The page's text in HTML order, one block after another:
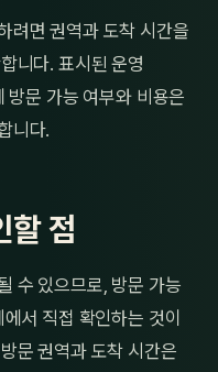
커플
려면 권역과 도착 시간을
니다. 표시된 운영
방문 가능 여부와 비용은
니다.
할 점
수 있으므로, 방문 가능
서 직접 확인하는 것이
문 권역과 도착 시간은